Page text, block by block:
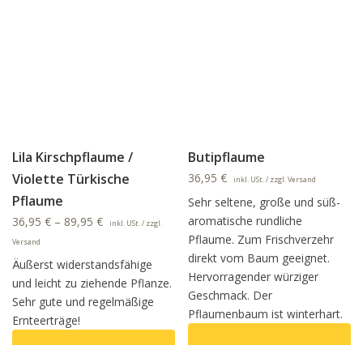
Lila Kirschpflaume /
Violette Türkische
Pflaume
36,95 € – 89,95 €
inkl. USt. / zzgl.
Versand
Äußerst widerstandsfähige
und leicht zu ziehende Pflanze.
Sehr gute und regelmäßige
Ernteerträge!
Butipflaume
36,95€ inkl. USt. / zzgl. Versand
Sehr seltene, große und süß-
aromatische rundliche
Pflaume. Zum Frischverzehr
direkt vom Baum geeignet.
Hervorragender würziger
Geschmack. Der
Pflaumenbaum ist winterhart.